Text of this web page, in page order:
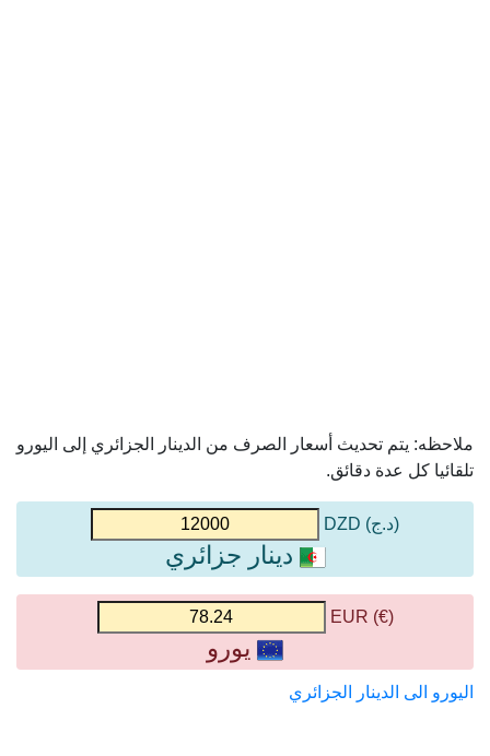
ملاحظه: يتم تحديث أسعار الصرف من الدينار الجزائري إلى اليورو
تلقائيا كل عدة دقائق.
(د.ج) DZD
دينار جزائري
(€) EUR
يورو
اليورو الى الدينار الجزائري